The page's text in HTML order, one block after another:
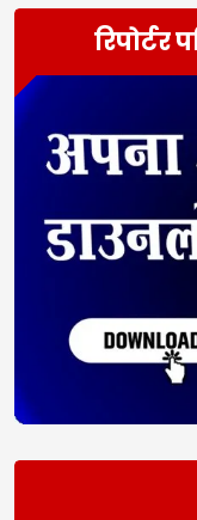
रिपोर्टर